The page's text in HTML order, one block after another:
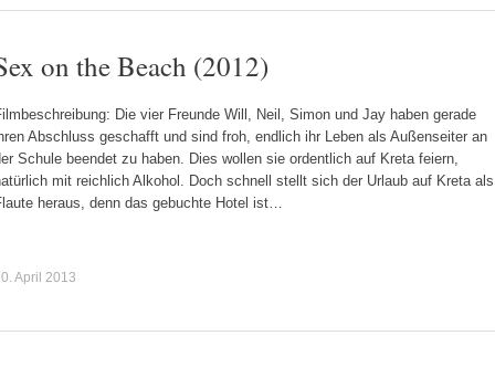
on the Beach (2012)
Die vier Freunde Will, Neil, Simon und Jay haben gerade
Abschluss geschafft und sind froh, endlich ihr Leben als Außenseiter an
Schule beendet zu haben. Dies wollen sie ordentlich auf Kreta feiern,
mit reichlich Alkohol. Doch schnell stellt sich der Urlaub auf Kreta als
heraus, denn das gebuchte Hotel ist…
April 2013